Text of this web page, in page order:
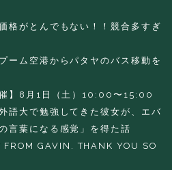
格がとんでもない！！競合多すぎ
ム空港からパタヤのバス移動を
催】8月1日（土）10:00〜15:00
語大で勉強してきた彼女が、エバ
言葉になる感覚」を得た話
GAVIN. THANK YOU SO